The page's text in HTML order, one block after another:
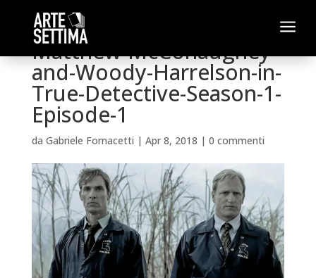
a
Matthew-McConaughey-
and-Woody-Harrelson-in-
True-Detective-Season-1-
Episode-1
da Gabriele Fornacetti | Apr 8, 2018 | 0 commenti